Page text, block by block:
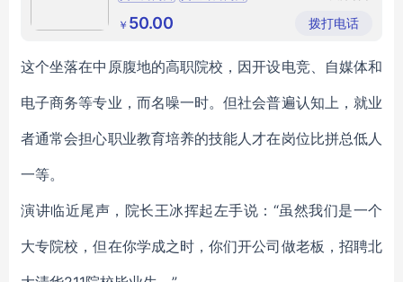
天津黄金烤肉酱
河北黄金烤肉酱
有限公司
￥ 50.00 拨打电话
这个坐落在中原腹地的高职院校，因开设电竞、自媒体和
电子商务等专业，而名噪一时。但社会普遍认知上，就业
者通常会担心职业教育培养的技能人才在岗位比拼总低人
一等。
演讲临近尾声，院长王冰挥起左手说：“虽然我们是一个
大专院校，但在你学成之时，你们开公司做老板，招聘北